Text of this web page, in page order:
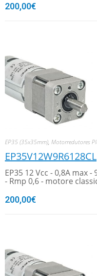
200,00€
EP35 (35x35mm), Motorredutores
EP35V12W9R6128CL
EP35 12 Vcc - 0,8A max
- Rmp 0,6 - motore
200,00€